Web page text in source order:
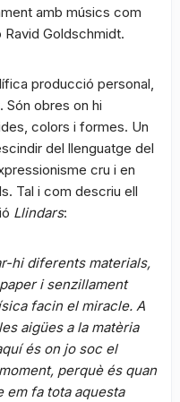
amb músics com
Ravid Goldschmidt.
producció personal,
Són obres on hi
colors i formes. Un
del llenguatge del
cru i en
Tal i com descriu ell
Llindars:
hi diferents materials,
i senzillament
facin el miracle. A
aigües a la matèria
és on jo soc el
perquè és quan
em fa tota aquesta